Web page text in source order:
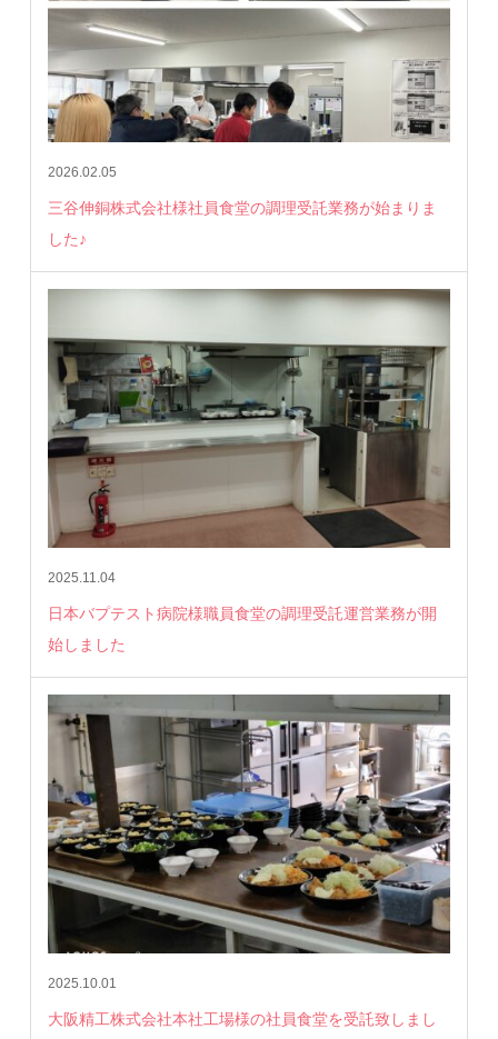
2026.02.05
三谷伸銅株式会社様社員食堂の調理受託業務が始まりま
した♪
2025.11.04
日本バプテスト病院様職員食堂の調理受託運営業務が開
始しました
2025.10.01
大阪精工株式会社本社工場様の社員食堂を受託致しまし